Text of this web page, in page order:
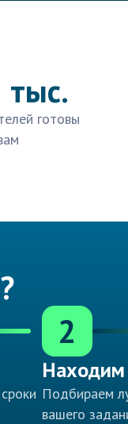
готовы
2
Подбираем
вашего